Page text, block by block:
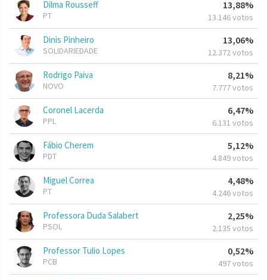
Dilma Rousseff
PT
13,88%
13.146 votos
Dinis Pinheiro
SOLIDARIEDADE
13,06%
12.372 votos
Rodrigo Paiva
NOVO
8,21%
7.777 votos
Coronel Lacerda
PPL
6,47%
6.131 votos
Fábio Cherem
PDT
5,12%
4.849 votos
Miguel Correa
PT
4,48%
4.246 votos
Professora Duda Salabert
PSOL
2,25%
2.135 votos
Professor Tulio Lopes
PCB
0,52%
497 votos